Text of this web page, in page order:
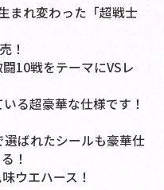
まれ変わった「超戦士
！
10戦をテーマにVSレ
る超豪華な仕様です！
ばれたシールも豪華仕
！
ウエハース！